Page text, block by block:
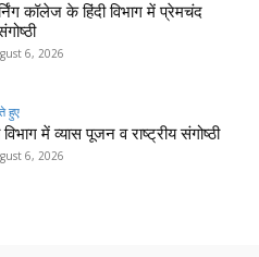
कॉलेज के हिंदी विभाग में प्रेमचंद
6, 2026
हुए
विभाग में व्यास पूजन व राष्ट्रीय संगोष्ठी
6, 2026